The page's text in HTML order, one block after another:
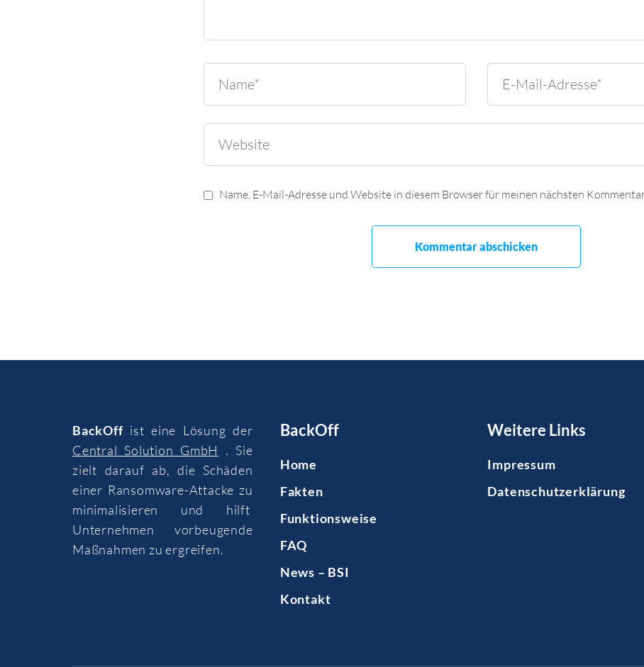
Name, E-Mail-Adresse und Website in diesem Browser für meinen nächsten
BackOffist eine Lösung der
Central Solution GmbH
. Sie
zielt darauf ab, die Schäden
einer Ransomware-Attacke zu
minimalisieren und hilft
Unternehmen vorbeugende
Maßnahmen zu ergreifen.
BackOff
Home
Fakten
Funktionsweise
FAQ
News – BSI
Kontakt
Weitere Links
Impressum
Datenschutzerklärung